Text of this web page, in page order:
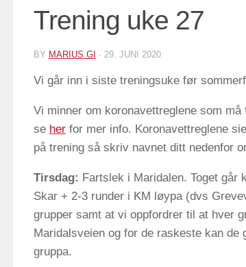
Trening uke 27
BY MARIUS GI · 29. JUNI 2020
Vi går inn i siste treningsuke før
Vi minner om koronavettreglene som
se her for mer info. Koronavettreglene
på trening så skriv navnet ditt nedenfor
Tirsdag: Fartslek i Maridalen. Toget
Skar + 2-3 runder i KM løypa (dvs
grupper samt at vi oppfordrer til at hver
Maridalsveien og for de raskeste kan de
gruppa.